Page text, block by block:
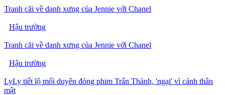
Tranh cãi về danh xưng của Jennie với Chanel
Hậu trường
Tranh cãi về danh xưng của Jennie với Chanel
Hậu trường
LyLy tiết lộ mối duyên đóng phim Trấn Thành, 'ngại' vì cảnh thân
mật